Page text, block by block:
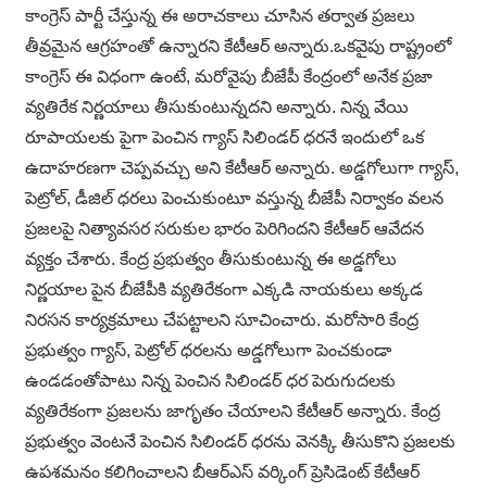
కాంగ్రెస్ పార్టీ చేస్తున్న ఈ అరాచకాలు చూసిన తర్వాత ప్రజలు
తీవ్రమైన ఆగ్రహంతో ఉన్నారని కేటీఆర్ అన్నారు.ఒకవైపు రాష్ట్రంలో
కాంగ్రెస్ ఈ విధంగా ఉంటే, మరోవైపు బీజేపీ కేంద్రంలో అనేక ప్రజా
వ్యతిరేక నిర్ణయాలు తీసుకుంటున్నదని అన్నారు. నిన్న వేయి
రూపాయలకు పైగా పెంచిన గ్యాస్ సిలిండర్ ధరనే ఇందులో ఒక
ఉదాహరణగా చెప్పవచ్చు అని కేటీఆర్ అన్నారు. అడ్డగోలుగా గ్యాస్,
పెట్రోల్, డీజిల్ ధరలు పెంచుకుంటూ వస్తున్న బీజేపీ నిర్వాకం వలన
ప్రజలపై నిత్యావసర సరుకుల భారం పెరిగిందని కేటీఆర్ ఆవేదన
వ్యక్తం చేశారు. కేంద్ర ప్రభుత్వం తీసుకుంటున్న ఈ అడ్డగోలు
నిర్ణయాల పైన బీజేపీకి వ్యతిరేకంగా ఎక్కడి నాయకులు అక్కడ
నిరసన కార్యక్రమాలు చేపట్టాలని సూచించారు. మరోసారి కేంద్ర
ప్రభుత్వం గ్యాస్, పెట్రోల్ ధరలను అడ్డగోలుగా పెంచకుండా
ఉండడంతోపాటు నిన్న పెంచిన సిలిండర్ ధర పెరుగుదలకు
వ్యతిరేకంగా ప్రజలను జాగృతం చేయాలని కేటీఆర్ అన్నారు. కేంద్ర
ప్రభుత్వం వెంటనే పెంచిన సిలిండర్ ధరను వెనక్కి తీసుకొని ప్రజలకు
ఉపశమనం కలిగించాలని బీఆర్ఎస్ వర్కింగ్ ప్రెసిడెంట్ కేటీఆర్